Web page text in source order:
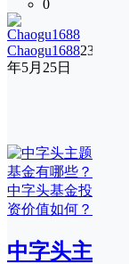
0
Chaogu168823
年5月25日
中字头主